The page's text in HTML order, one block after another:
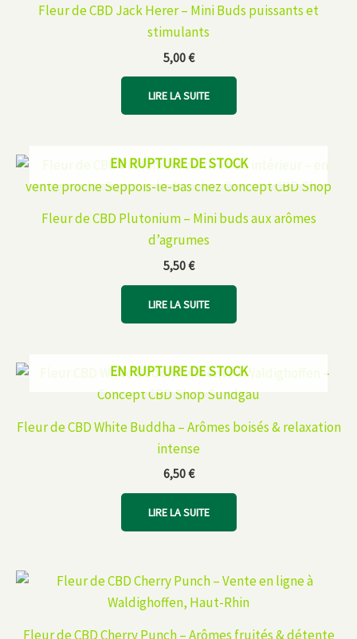
Fleur de CBD Jack Herer – Mini Buds puissants et
stimulants
5,00€
LIRE LA SUITE
EN RUPTURE DE STOCK
Fleur de CBD Plutonium – Mini buds aux arômes
d’agrumes
5,50€
LIRE LA SUITE
EN RUPTURE DE STOCK
Fleur de CBD White Buddha – Arômes boisés & relaxation
intense
6,50€
LIRE LA SUITE
Fleur de CBD Cherry Punch – Arômes fruités & détente